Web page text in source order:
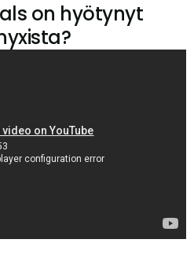
on hyötynyt